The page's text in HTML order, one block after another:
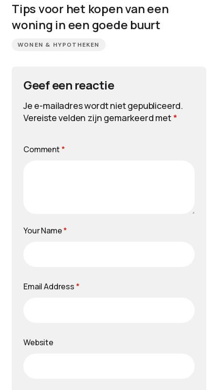
Tips voor het kopen van een
woning in een goede buurt
WONEN & HYPOTHEKEN
Geef een reactie
Je e-mailadres wordt niet gepubliceerd.
Vereiste velden zijn gemarkeerd met*
Comment *
Your Name*
Email Address *
Website